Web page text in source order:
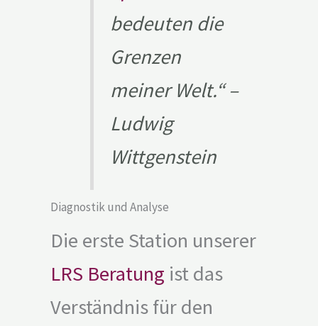
bedeuten die
Grenzen
meiner Welt.“ –
Ludwig
Wittgenstein
Diagnostik und Analyse
Die erste Station unserer
LRS Beratung ist das
Verständnis für den